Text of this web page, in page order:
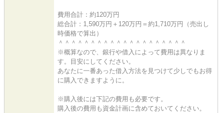
費用合計：約120万円
総合計：1,590万円＋120万円＝約1,710万円（売出し
時価格で算出）
＾＾＾＾＾＾＾＾＾＾＾＾＾＾＾＾＾＾＾＾
※概算なので、銀行や借入によって費用は異なりま
す。目安にしてください。
あなたに一番あった借入方法を見つけて少しでもお得
に購入できますように。
※購入後には下記の費用も必要です。
購入後の費用も資金計画に含めておいてください。